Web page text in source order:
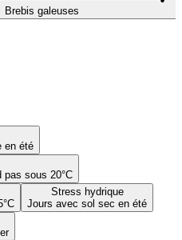
Brebis galeuses
en été
pas sous 20°C
Stress hydrique
Jours avec sol sec en été